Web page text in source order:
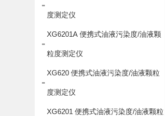
度测定仪
XG6201A 便携式油液污染度/油液颗
粒度测定仪
XG620 便携式油液污染度/油液颗粒
度测定仪
XG6201 便携式油液污染度/油液颗粒